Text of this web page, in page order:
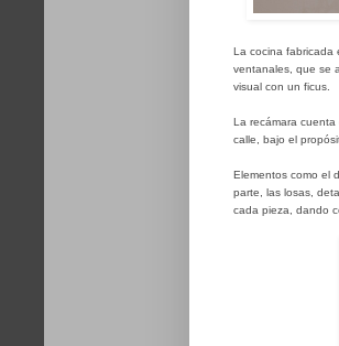
La cocina fabricada
ventanales, que se
visual con un ficus.
La recámara
calle, bajo el
Elementos como el
parte, las losas,
cada pieza, dando